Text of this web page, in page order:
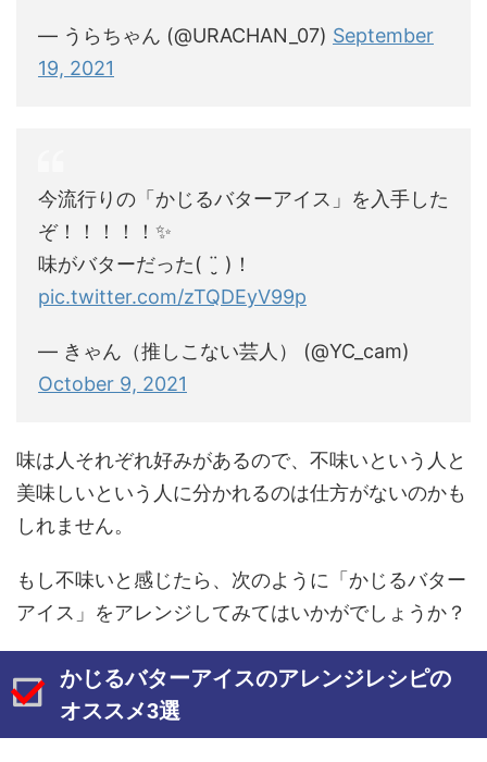
— うらちゃん (@URACHAN_07) September
19, 2021
今流行りの「かじるバターアイス」を入手した
ぞ！！！！！✨
味がバターだった( ¨̮ )！
pic.twitter.com/zTQDEyV99p
— きゃん（推しこない芸人） (@YC_cam)
October 9, 2021
味は人それぞれ好みがあるので、不味いという人と
美味しいという人に分かれるのは仕方がないのかも
しれません。
もし不味いと感じたら、次のように「かじるバター
アイス」をアレンジしてみてはいかがでしょうか？
かじるバターアイスのアレンジレシピの
オススメ3選